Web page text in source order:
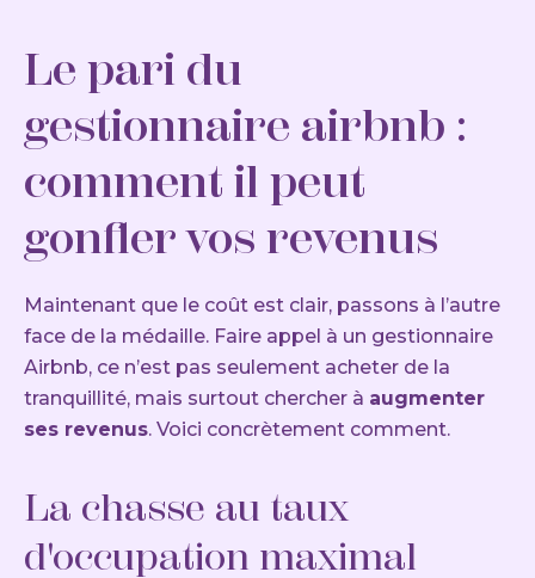
Le pari du
gestionnaire airbnb :
comment il peut
gonfler vos revenus
Maintenant que le coût est clair, passons à l’autre
face de la médaille. Faire appel à un gestionnaire
Airbnb, ce n’est pas seulement acheter de la
tranquillité, mais surtout chercher à augmenter
ses revenus. Voici concrètement comment.
La chasse au taux
d'occupation maximal